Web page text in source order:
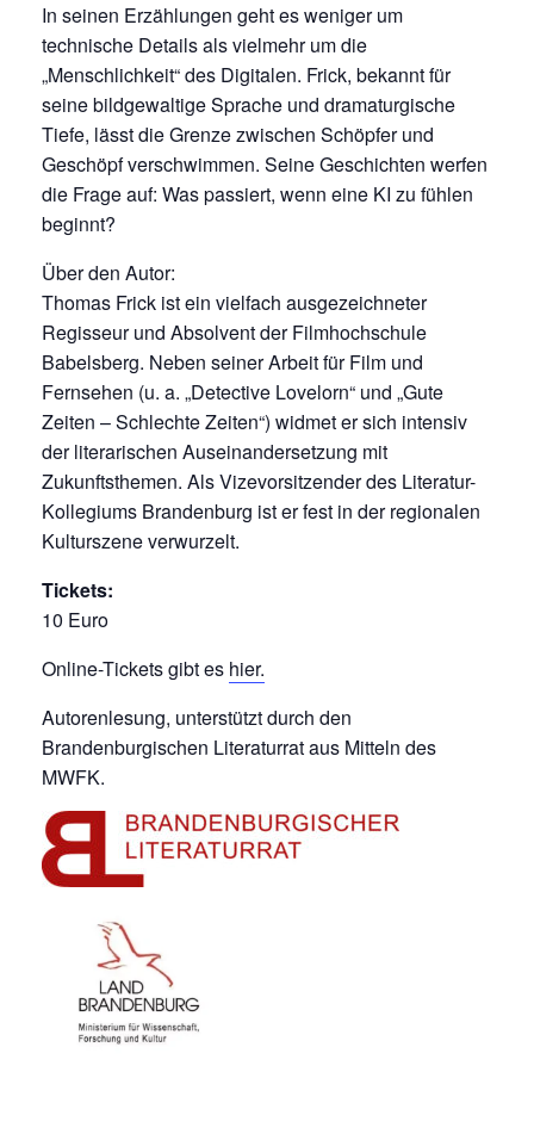
In seinen Erzählungen geht es weniger um
technische Details als vielmehr um die
„Menschlichkeit“ des Digitalen. Frick, bekannt für
seine bildgewaltige Sprache und dramaturgische
Tiefe, lässt die Grenze zwischen Schöpfer und
Geschöpf verschwimmen. Seine Geschichten werfen
die Frage auf: Was passiert, wenn eine KI zu fühlen
beginnt?
Über den Autor:
Thomas Frick ist ein vielfach ausgezeichneter
Regisseur und Absolvent der Filmhochschule
Babelsberg. Neben seiner Arbeit für Film und
Fernsehen (u. a. „Detective Lovelorn“ und „Gute
Zeiten – Schlechte Zeiten“) widmet er sich intensiv
der literarischen Auseinandersetzung mit
Zukunftsthemen. Als Vizevorsitzender des Literatur-
Kollegiums Brandenburg ist er fest in der regionalen
Kulturszene verwurzelt.
Tickets:
10 Euro
Online-Tickets gibt es hier.
Autorenlesung, unterstützt durch den
Brandenburgischen Literaturrat aus Mitteln des
MWFK.